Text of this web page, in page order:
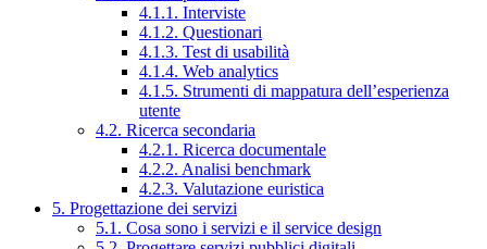
4.1.1. Interviste
4.1.2. Questionari
4.1.3. Test di usabilità
4.1.4. Web analytics
4.1.5. Strumenti di mappatura dell’esperienza
utente
4.2. Ricerca secondaria
4.2.1. Ricerca documentale
4.2.2. Analisi benchmark
4.2.3. Valutazione euristica
5. Progettazione dei servizi
5.1. Cosa sono i servizi e il service design